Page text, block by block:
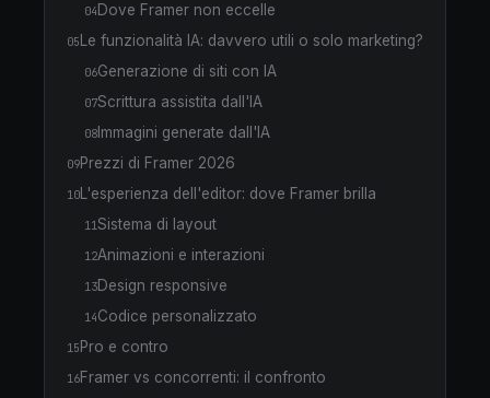
04 Dove Framer non eccelle
05 Le funzionalità IA: davvero utili o solo marketing?
06Generazione di siti con IA
07Scrittura assistita dall'IA
08 Immagini generate dall'IA
09Prezzi di Framer 2026
10 L'esperienza dell'editor: dove Framer brilla
11Sistema di layout
12Animazioni e interazioni
13Design responsive
14Codice personalizzato
15 Pro e contro
16Framer vs concorrenti: il confronto